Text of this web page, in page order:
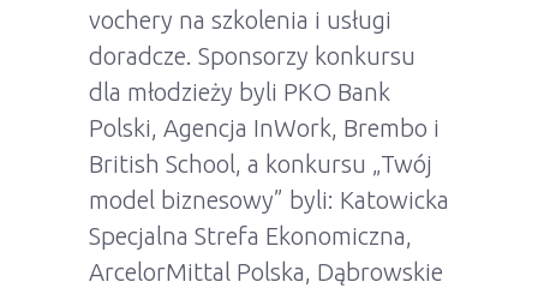
vochery na szkolenia i usługi
doradcze. Sponsorzy konkursu
dla młodzieży byli PKO Bank
Polski, Agencja InWork, Brembo i
British School, a konkursu „Twój
model biznesowy” byli: Katowicka
Specjalna Strefa Ekonomiczna,
ArcelorMittal Polska, Dąbrowskie